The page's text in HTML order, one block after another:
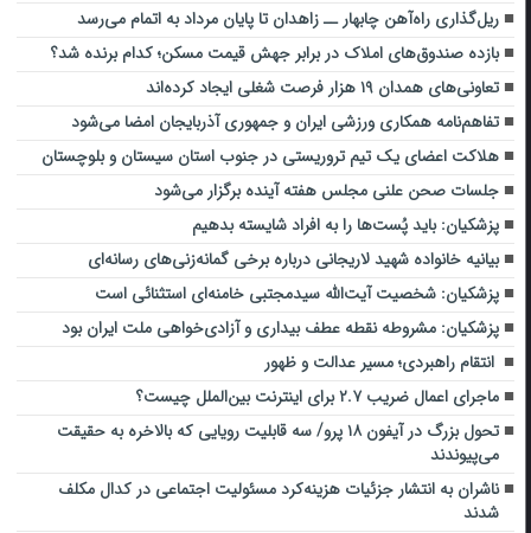
ریل‌گذاری راه‌آهن چابهار ــ زاهدان تا پایان مرداد به اتمام می‌رسد
بازده صندوق‌های املاک در برابر جهش قیمت مسکن؛ کدام برنده شد؟
تعاونی‌های همدان ۱۹ هزار فرصت شغلی ایجاد کرده‌اند
تفاهم‌نامه همکاری ورزشی ایران و جمهوری آذربایجان امضا می‌شود
هلاکت اعضای یک تیم تروریستی در جنوب استان سیستان و بلوچستان
جلسات صحن علنی مجلس هفته آینده برگزار می‌شود
پزشکیان: باید پُست‌ها را به افراد شایسته بدهیم
بیانیه خانواده شهید لاریجانی درباره برخی گمانه‌زنی‌های رسانه‌ای
پزشکیان: شخصیت آیت‌الله سیدمجتبی خامنه‌ای استثنائی است
پزشکیان: مشروطه نقطه عطف بیداری و آزادی‌خواهی ملت ایران بود
انتقام راهبردی؛ مسیر عدالت و ظهور
ماجرای اعمال ضریب ۲.۷ برای اینترنت بین‌الملل چیست؟
تحول بزرگ در آیفون ۱۸ پرو/ سه قابلیت رویایی که بالاخره به حقیقت
می‌پیوندند
ناشران به انتشار جزئیات هزینه‌کرد مسئولیت اجتماعی در کدال مکلف
شدند